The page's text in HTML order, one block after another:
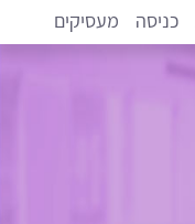
כניסה מעסיקים